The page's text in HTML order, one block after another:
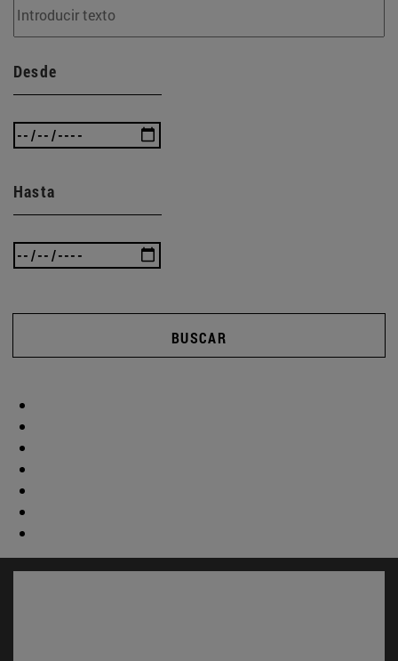
Desde
Hasta
BUSCAR